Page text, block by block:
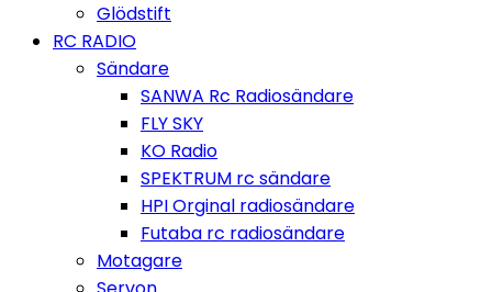
Glödstift
RC RADIO
Sändare
SANWA Rc Radiosändare
FLY SKY
KO Radio
SPEKTRUM rc sändare
HPI Orginal radiosändare
Futaba rc radiosändare
Motagare